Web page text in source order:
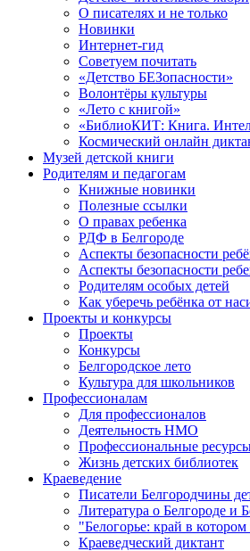
О писателях и не только
Новинки
Интернет-гид
Советуем почитать
«Детство БЕЗопасности»
Волонтёры культуры
«Лето с книгой»
«БиблиоКИТ: Книга.
Космический онлайн
Музей детской книги
Родителям и педагогам
Книжные новинки
Полезные ссылки
О правах ребенка
РДФ в Белгороде
Аспекты безопасности
Аспекты безопасности
Родителям особых детей
Как уберечь ребёнка от
Проекты и конкурсы
Проекты
Конкурсы
Белгородское лето
Культура для школьников
Профессионалам
Для профессионалов
Деятельность НМО
Профессиональные
Жизнь детских библиотек
Краеведение
Писатели Белгородчины
Литература о Белгороде и
"Белогорье: край в
Краеведческий диктант